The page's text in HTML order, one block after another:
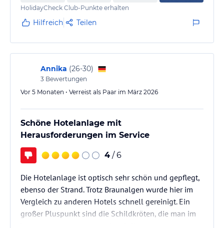
HolidayCheck Club-Punkte erhalten
Hilfreich Teilen
Annika (26-30)
3 Bewertungen
Vor 5 Monaten • Verreist als Paar im März 2026
Schöne Hotelanlage mit
Herausforderungen im Service
4 / 6
Die Hotelanlage ist optisch sehr schön und gepflegt,
ebenso der Strand. Trotz Braunalgen wurde hier im
Vergleich zu anderen Hotels schnell gereinigt. Ein
großer Pluspunkt sind die Schildkröten, die man im